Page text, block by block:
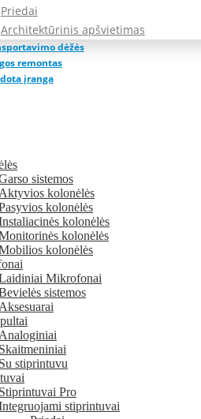
Priedai
Architektūrinis apšvietimas
dėžės
remontas
įranga
sistemos
Aktyvios kolonėlės
kolonėlės
kolonėlės
kolonėlės
kolonėlės
Mikrofonai
sistemos
Aksesuarai
Analoginiai
Skaitmeniniai
Su stiprintuvu
Stiprintuvai Pro
stiprintuvai